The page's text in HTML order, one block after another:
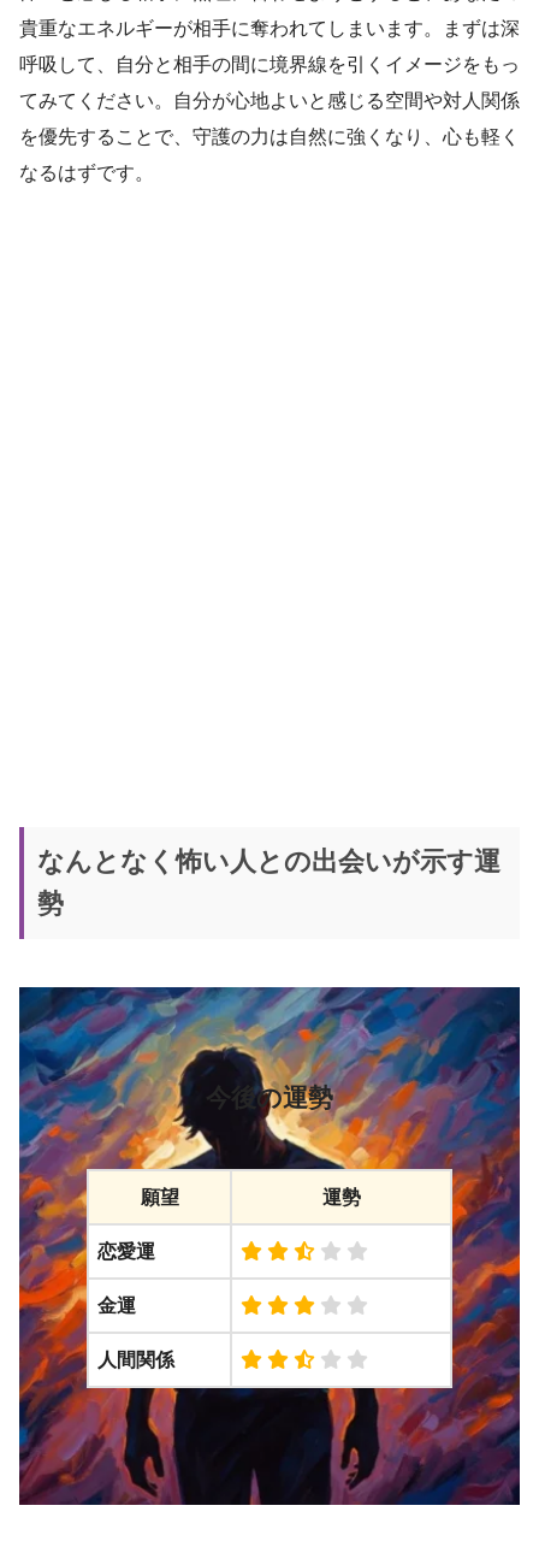
貴重なエネルギーが相手に奪われてしまいます。まずは深
呼吸して、自分と相手の間に境界線を引くイメージをもっ
てみてください。自分が心地よいと感じる空間や対人関係
を優先することで、守護の力は自然に強くなり、心も軽く
なるはずです。
なんとなく怖い人との出会いが示す運
勢
今後の運勢
願望 運勢
恋愛運
金運
人間関係